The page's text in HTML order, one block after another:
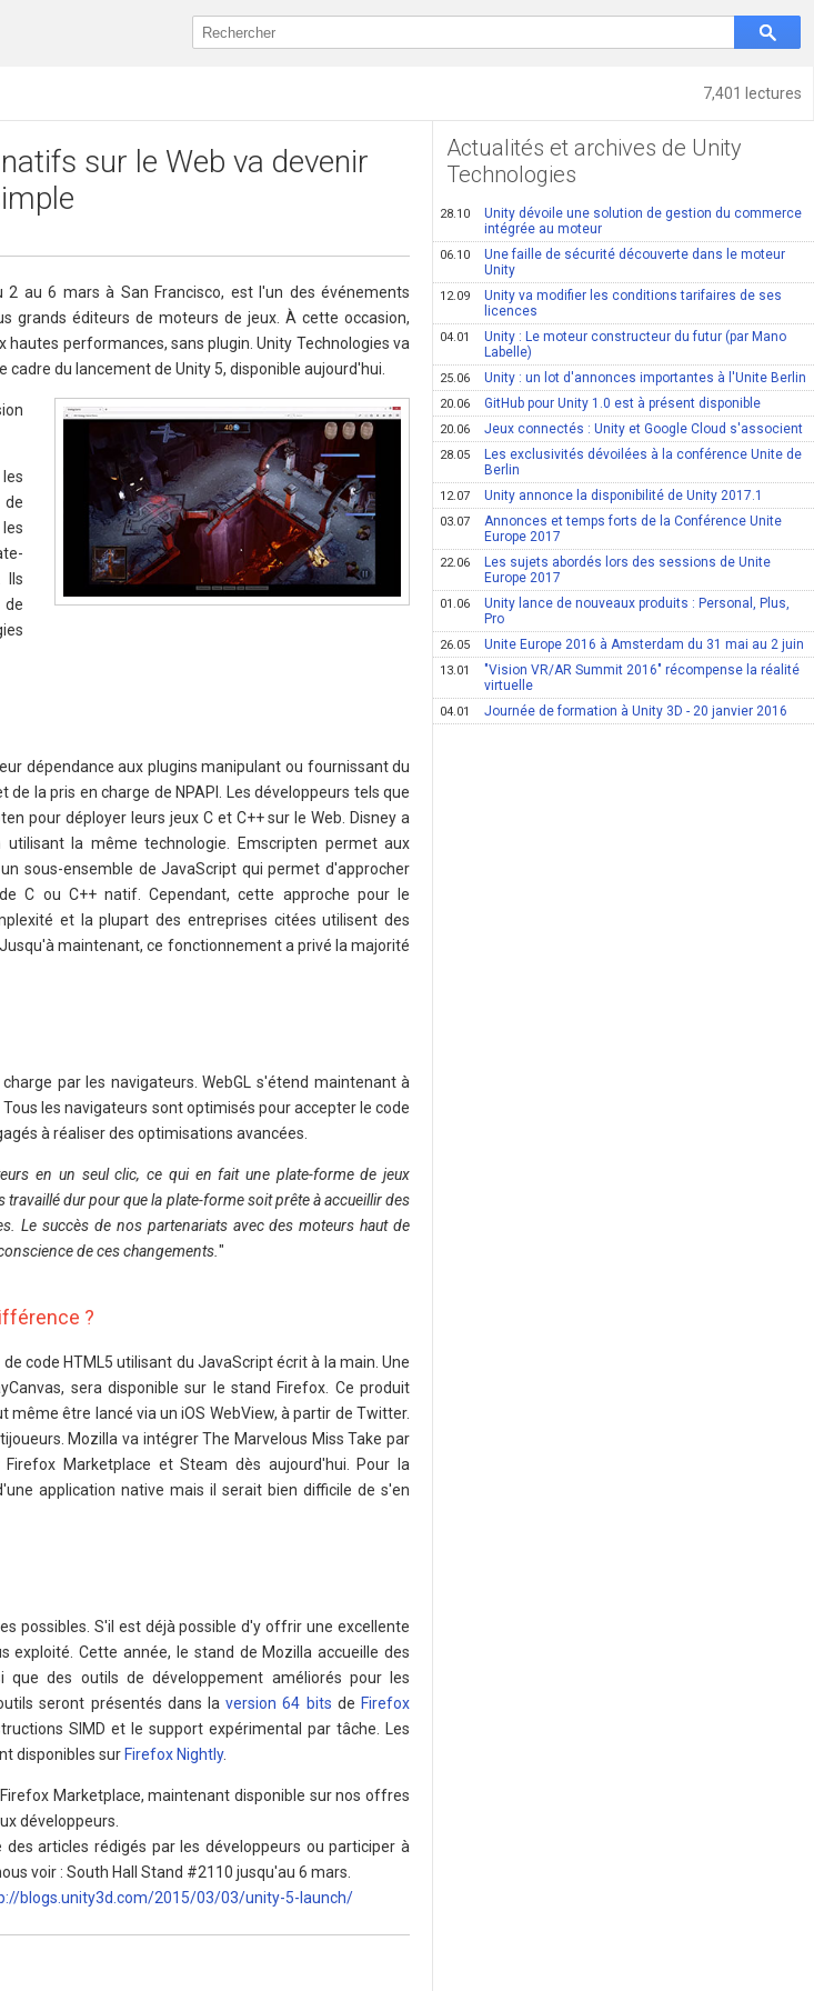
7,401 lectures
sur le Web va devenir
2 au 6 mars à San Francisco, est l'un des événements
grands éditeurs de moteurs de jeux. À cette occasion,
performances, sans plugin. Unity Technologies va
du lancement de Unity 5, disponible aujourd'hui.
Ils
dépendance aux plugins manipulant ou fournissant du
la pris en charge de NPAPI. Les développeurs tels que
pour déployer leurs jeux C et C++ sur le Web. Disney a
la même technologie. Emscripten permet aux
sous-ensemble de JavaScript qui permet d'approcher
C ou C++ natif. Cependant, cette approche pour le
et la plupart des entreprises citées utilisent des
maintenant, ce fonctionnement a privé la majorité
par les navigateurs. WebGL s'étend maintenant à
les navigateurs sont optimisés pour accepter le code
à réaliser des optimisations avancées.
en un seul clic, ce qui en fait une plate-forme de jeux
travaillé dur pour que la plate-forme soit prête à accueillir des
Le succès de nos partenariats avec des moteurs haut de
de ces changements. "
?
code HTML5 utilisant du JavaScript écrit à la main. Une
sera disponible sur le stand Firefox. Ce produit
être lancé via un iOS WebView, à partir de Twitter.
Mozilla va intégrer The Marvelous Miss Take par
Marketplace et Steam dès aujourd'hui. Pour la
application native mais il serait bien difficile de s'en
possibles. S'il est déjà possible d'y offrir une excellente
Cette année, le stand de Mozilla accueille des
que des outils de développement améliorés pour les
seront présentés dans laversion 64 bits de Firefox
SIMD et le support expérimental par tâche. Les
disponibles sur Firefox Nightly.
Marketplace, maintenant disponible sur nos offres
développeurs.
articles rédigés par les développeurs ou participer à
voir : South Hall Stand #2110 jusqu'au 6 mars.
blogs.unity3d.com/2015/03/03/unity-5-launch/
Actualités et archives de Unity
Technologies
28.10
Unity dévoile une solution de gestion du commerce
intégrée au moteur
06.10
Une faille de sécurité découverte dans le moteur
Unity
12.09
Unity va modifier les conditions tarifaires de ses
licences
04.01
Unity : Le moteur constructeur du futur (par Mano
Labelle)
25.06 Unity : un lot d'annonces importantes à l'Unite Berlin
20.06 GitHub pour Unity 1.0 est à présent disponible
20.06 Jeux connectés : Unity et Google Cloud s'associent
28.05
Les exclusivités dévoilées à la conférence Unite de
Berlin
12.07 Unity annonce la disponibilité de Unity 2017.1
03.07
Annonces et temps forts de la Conférence Unite
Europe 2017
22.06
Les sujets abordés lors des sessions de Unite
Europe 2017
01.06
Unity lance de nouveaux produits : Personal, Plus,
Pro
26.05 Unite Europe 2016 à Amsterdam du 31 mai au 2 juin
13.01
"Vision VR/AR Summit 2016" récompense la réalité
virtuelle
04.01 Journée de formation à Unity 3D - 20 janvier 2016